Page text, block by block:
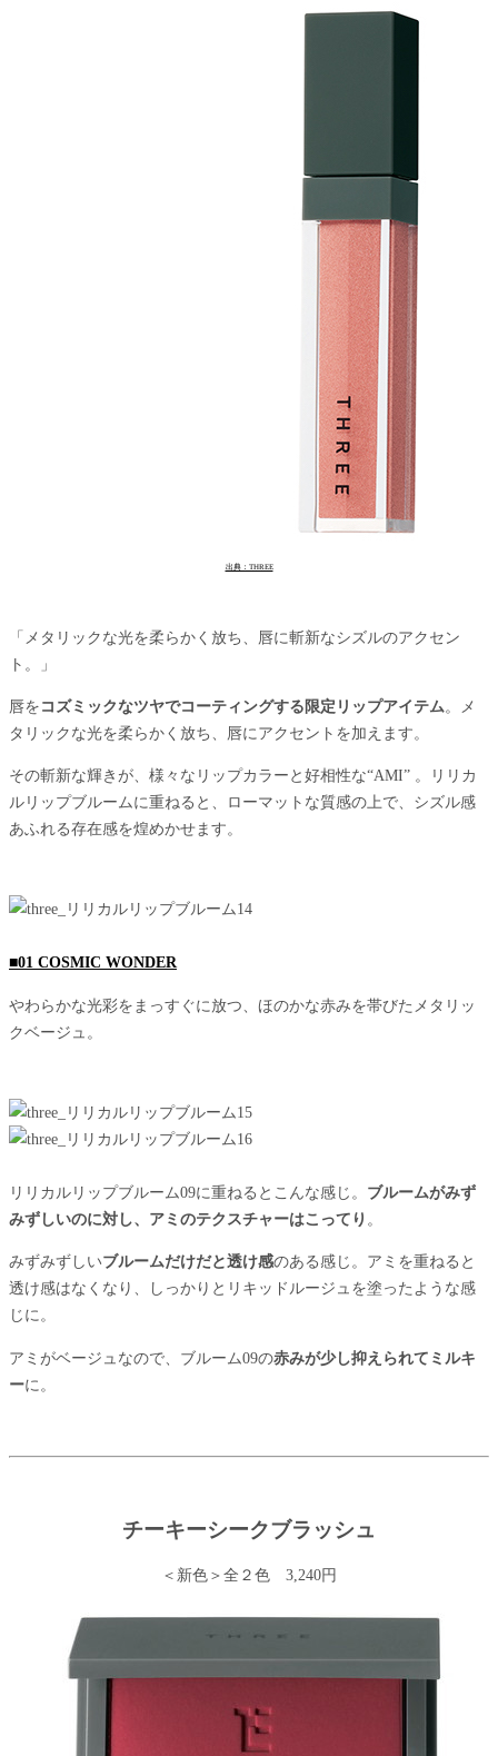
出典：THREE
「メタリックな光を柔らかく放ち、唇に斬新なシズルのアクセン
ト。」
唇をコズミックなツヤでコーティングする限定リップアイテム。メ
タリックな光を柔らかく放ち、唇にアクセントを加えます。
その斬新な輝きが、様々なリップカラーと好相性な“AMI” 。リリカ
ルリップブルームに重ねると、ローマットな質感の上で、シズル感
あふれる存在感を煌めかせます。
■01 COSMIC WONDER
やわらかな光彩をまっすぐに放つ、ほのかな赤みを帯びたメタリッ
クベージュ。
リリカルリップブルーム09に重ねるとこんな感じ。 ブルームがみず
みずしいのに対し、アミのテクスチャーはこってり 。
みずみずしいブルームだけだと透け感のある感じ。アミを重ねると
透け感はなくなり、しっかりとリキッドルージュを塗ったような感
じに。
アミがベージュなので、ブルーム09の赤みが少し抑えられてミルキ
ーに。
チーキーシークブラッシュ
＜新色＞全２色 3,240円